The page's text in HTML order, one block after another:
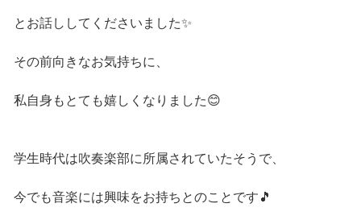
とお話ししてくださいました✨
その前向きなお気持ちに、
私自身もとても嬉しくなりました😊
学生時代は吹奏楽部に所属されていたそうで、
今でも音楽には興味をお持ちとのことです🎵